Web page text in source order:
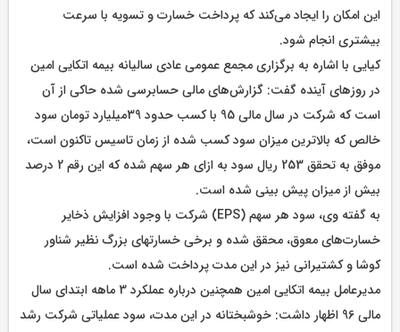
این امکان را ایجاد می‌کند که پرداخت خسارت و تسویه با سرعت
بیشتری انجام شود.
کیایی با اشاره به برگزاری مجمع عمومی عادی سالیانه بیمه اتکایی امین
در روزهای آینده گفت: گزارش‌های مالی حسابرسی شده حاکی از آن
است که شرکت در سال مالی 95 با کسب حدود 39میلیارد تومان سود
خالص که بالاترین میزان سود کسب شده از زمان تاسیس تاکنون است،
موفق به تحقق 253 ریال سود به ازای هر سهم شده که این رقم 2 درصد
بیش از میزان پیش بینی شده است.
به گفته وی، سود هر سهم (EPS) شرکت با وجود افزایش ذخایر
خسارت‌های معوق، محقق شده و برخی خسارتهای بزرگ نظیر شناور
کوشا و کشتیرانی نیز در این مدت پرداخت شده است.
مدیرعامل بیمه اتکایی امین همچنین درباره عملکرد 3 ماهه ابتدای سال
مالی 96 اظهار داشت: خوشبختانه در این مدت، سود عملیاتی شرکت رشد